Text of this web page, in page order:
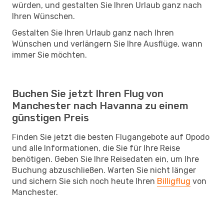
würden, und gestalten Sie Ihren Urlaub ganz nach
Ihren Wünschen.
Gestalten Sie Ihren Urlaub ganz nach Ihren
Wünschen und verlängern Sie Ihre Ausflüge, wann
immer Sie möchten.
Buchen Sie jetzt Ihren Flug von
Manchester nach Havanna zu einem
günstigen Preis
Finden Sie jetzt die besten Flugangebote auf Opodo
und alle Informationen, die Sie für Ihre Reise
benötigen. Geben Sie Ihre Reisedaten ein, um Ihre
Buchung abzuschließen. Warten Sie nicht länger
und sichern Sie sich noch heute Ihren Billigflug von
Manchester.